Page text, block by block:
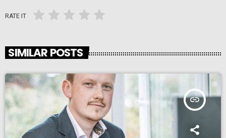
RATE IT
SIMILAR POSTS
insert_link